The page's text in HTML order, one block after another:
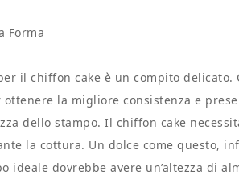
Forma
il chiffon cake è un compito
la migliore consistenza e
dello stampo. Il chiffon cake
la cottura. Un dolce come questo,
ideale dovrebbe avere un’altezza di